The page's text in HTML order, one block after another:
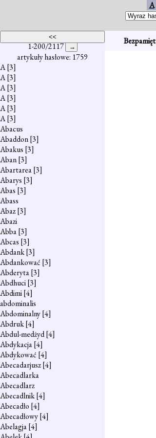
A
1-200/2117
artykuły hasłowe: 1759
A[3]
A[3]
A[3]
A[3]
A[3]
A[3]
Abacus
Abaddon[3]
Abakus [3]
Aban[3]
Abartarea[3]
Abarys [3]
Abas [3]
Abass
Abaz[3]
Abazi
Abba[3]
Abcas [3]
Abdank[3]
Abdankować [3]
Abderyta[3]
Abdhuci[3]
Abdimi[4]
abdominalis
Abdominalny[4]
Abdruk[4]
Abdul-medżyd[4]
Abdykacja[4]
Abdykować [4]
Abecadarjusz[4]
Abecadlarka
Abecadlarz
Abecadlnik[4]
Abecadło [4]
Abecadłowy[4]
Abelagja[4]